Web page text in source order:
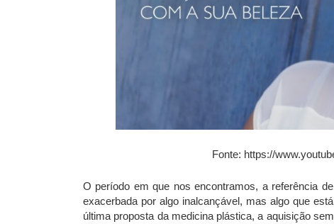
Fonte: https://
O período em que nos encontramos, a referência
exacerbada por algo inalcançável, mas algo que
última proposta da medicina plástica, a aquisição